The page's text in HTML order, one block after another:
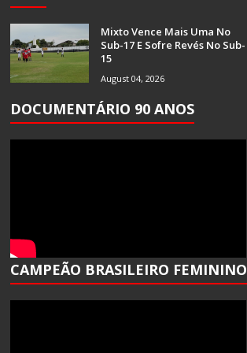
Mixto Vence Mais Uma No
Sub-17 E Sofre Revés No Sub-
15
August 04, 2026
DOCUMENTÁRIO 90 ANOS
CAMPEÃO BRASILEIRO FEMININO